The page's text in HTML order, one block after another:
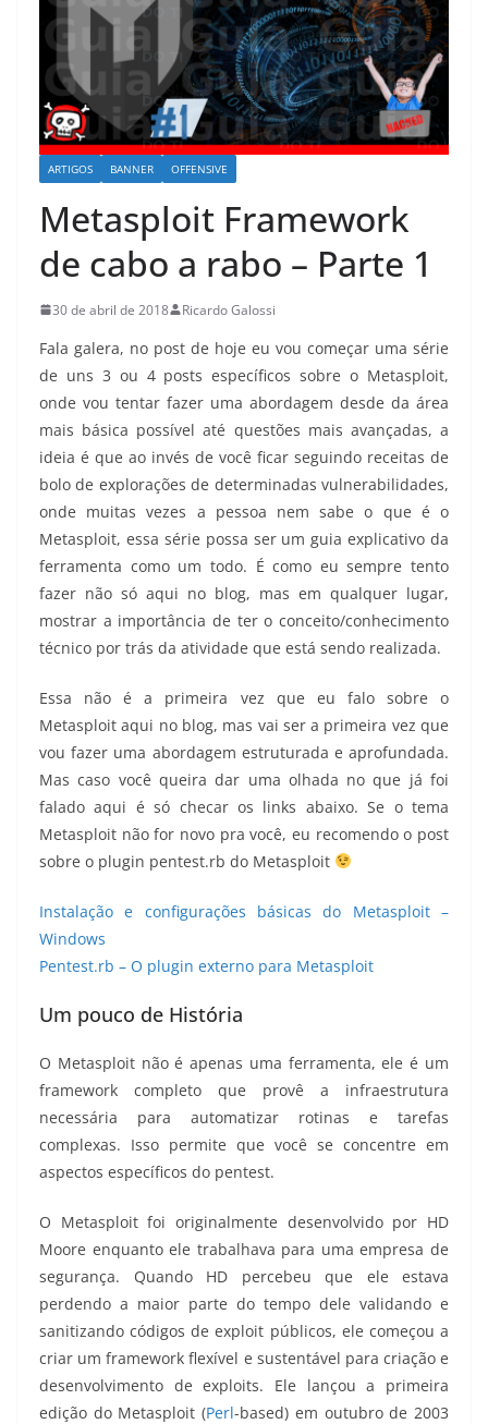
ARTIGOS BANNER OFFENSIVE
Metasploit Framework
de cabo a rabo – Parte 1
30 de abril de 2018 Ricardo Galossi
Fala galera, no post de hoje eu vou começar uma série
de uns 3 ou 4 posts específicos sobre o Metasploit,
onde vou tentar fazer uma abordagem desde da área
mais básica possível até questões mais avançadas, a
ideia é que ao invés de você ficar seguindo receitas de
bolo de explorações de determinadas vulnerabilidades,
onde muitas vezes a pessoa nem sabe o que é o
Metasploit, essa série possa ser um guia explicativo da
ferramenta como um todo. É como eu sempre tento
fazer não só aqui no blog, mas em qualquer lugar,
mostrar a importância de ter o conceito/conhecimento
técnico por trás da atividade que está sendo realizada.
Essa não é a primeira vez que eu falo sobre o
Metasploit aqui no blog, mas vai ser a primeira vez que
vou fazer uma abordagem estruturada e aprofundada.
Mas caso você queira dar uma olhada no que já foi
falado aqui é só checar os links abaixo. Se o tema
Metasploit não for novo pra você, eu recomendo o post
sobre o plugin pentest.rb do Metasploit
Instalação e configurações básicas do Metasploit –
Windows
Pentest.rb – O plugin externo para Metasploit
Um pouco de História
O Metasploit não é apenas uma ferramenta, ele é um
framework completo que provê a infraestrutura
necessária para automatizar rotinas e tarefas
complexas. Isso permite que você se concentre em
aspectos específicos do pentest.
O Metasploit foi originalmente desenvolvido por HD
Moore enquanto ele trabalhava para uma empresa de
segurança. Quando HD percebeu que ele estava
perdendo a maior parte do tempo dele validando e
sanitizando códigos de exploit públicos, ele começou a
criar um framework flexível e sustentável para criação e
desenvolvimento de exploits. Ele lançou a primeira
edição do Metasploit (Perl-based) em outubro de 2003